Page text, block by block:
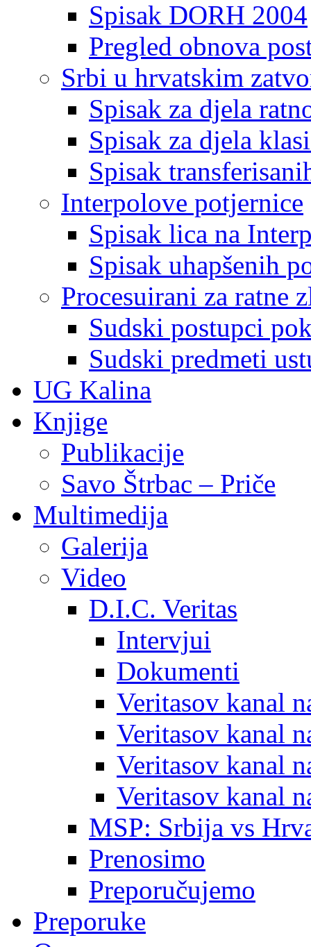
Spisak DORH 2004
Pregled obnova
Srbi u hrvatskim
Spisak za djela
Spisak za djela
Spisak
Interpolove potjernice
Spisak lica na
Spisak uhapšenih
Procesuirani za ratne
Sudski postupci
Sudski predmeti
UG Kalina
Knjige
Publikacije
Savo Štrbac – Priče
Multimedija
Galerija
Video
D.I.C. Veritas
Intervjui
Dokumenti
Veritasov kanal
Veritasov kanal
Veritasov kanal
Veritasov kanal
MSP: Srbija vs
Prenosimo
Preporučujemo
Preporuke